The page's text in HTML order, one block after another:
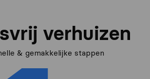
verhuizen
& gemakkelijke stappen